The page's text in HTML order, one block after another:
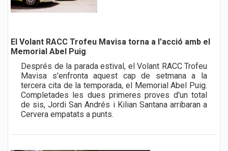
El Volant RACC Trofeu Mavisa torna a l'acció amb el
Memorial Abel Puig
Després de la parada estival, el Volant RACC Trofeu
Mavisa s'enfronta aquest cap de setmana a la
tercera cita de la temporada, el Memorial Abel Puig.
Completades les dues primeres proves d'un total
de sis, Jordi San Andrés i Kilian Santana arribaran a
Cervera empatats a punts.